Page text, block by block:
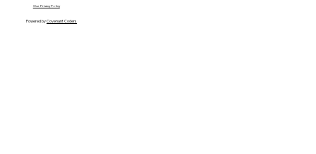
Our Privacy Policy
Powered byCovenant Coders